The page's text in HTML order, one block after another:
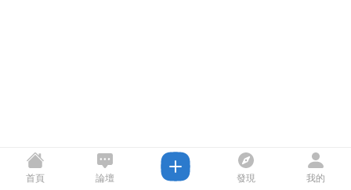
首頁 論壇 發現 我的